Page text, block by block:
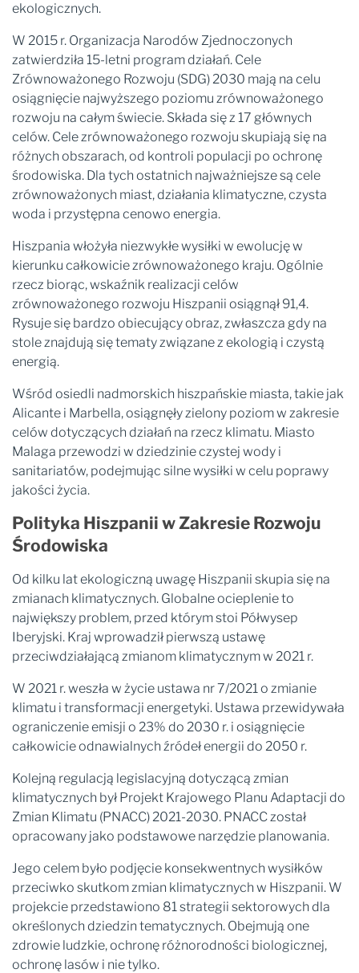
ekologicznych.
W 2015 r. Organizacja Narodów Zjednoczonych
zatwierdziła 15-letni program działań. Cele
Zrównoważonego Rozwoju (SDG) 2030 mają na celu
osiągnięcie najwyższego poziomu zrównoważonego
rozwoju na całym świecie. Składa się z 17 głównych
celów. Cele zrównoważonego rozwoju skupiają się na
różnych obszarach, od kontroli populacji po ochronę
środowiska. Dla tych ostatnich najważniejsze są cele
zrównoważonych miast, działania klimatyczne, czysta
woda i przystępna cenowo energia.
Hiszpania włożyła niezwykłe wysiłki w ewolucję w
kierunku całkowicie zrównoważonego kraju. Ogólnie
rzecz biorąc, wskaźnik realizacji celów
zrównoważonego rozwoju Hiszpanii osiągnął 91,4.
Rysuje się bardzo obiecujący obraz, zwłaszcza gdy na
stole znajdują się tematy związane z ekologią i czystą
energią.
Wśród osiedli nadmorskich hiszpańskie miasta, takie jak
Alicante i Marbella, osiągnęły zielony poziom w zakresie
celów dotyczących działań na rzecz klimatu. Miasto
Malaga przewodzi w dziedzinie czystej wody i
sanitariatów, podejmując silne wysiłki w celu poprawy
jakości życia.
Polityka Hiszpanii w Zakresie Rozwoju
Środowiska
Od kilku lat ekologiczną uwagę Hiszpanii skupia się na
zmianach klimatycznych. Globalne ocieplenie to
największy problem, przed którym stoi Półwysep
Iberyjski. Kraj wprowadził pierwszą ustawę
przeciwdziałającą zmianom klimatycznym w 2021 r.
W 2021 r. weszła w życie ustawa nr 7/2021 o zmianie
klimatu i transformacji energetyki. Ustawa przewidywała
ograniczenie emisji o 23% do 2030 r. i osiągnięcie
całkowicie odnawialnych źródeł energii do 2050 r.
Kolejną regulacją legislacyjną dotyczącą zmian
klimatycznych był Projekt Krajowego Planu Adaptacji do
Zmian Klimatu (PNACC) 2021-2030. PNACC został
opracowany jako podstawowe narzędzie planowania.
Jego celem było podjęcie konsekwentnych wysiłków
przeciwko skutkom zmian klimatycznych w Hiszpanii. W
projekcie przedstawiono 81 strategii sektorowych dla
określonych dziedzin tematycznych. Obejmują one
zdrowie ludzkie, ochronę różnorodności biologicznej,
ochronę lasów i nie tylko.